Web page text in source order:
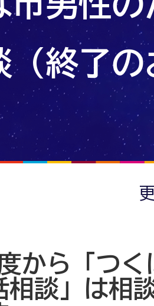
（終了の
から「つ
相談」は相